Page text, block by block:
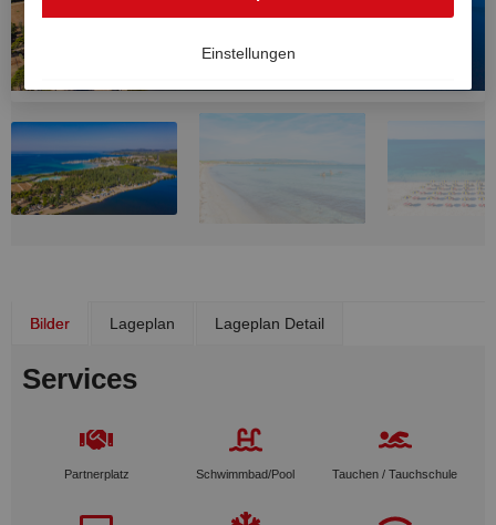
Bilder Lageplan Lageplan Detail
Services
Partnerplatz Schwimmbad/Pool Tauchen / Tauchschule
garantiert werden und ein Risiko einer
Überwachungszwecken besteht, ohne dass wirksame
Rechtsbehelfe vorhanden sind. Ihre Einwilligung können
Sie jederzeit widerrufen.
Einstellungen